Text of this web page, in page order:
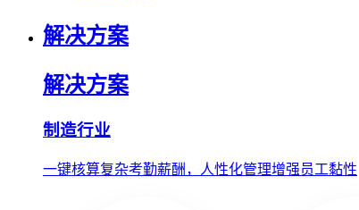
解决方案
解决方案
制造行业
一键核算复杂考勤薪酬，人性化管理增强员工黏性